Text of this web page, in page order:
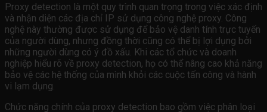
Proxy detection là một quy trình quan trọng trong việc xác định
và nhận diện các địa chỉ IP sử dụng công nghệ proxy. Công
nghệ này thường được sử dụng để bảo vệ danh tính trực tuyến
của người dùng, nhưng đồng thời cũng có thể bị lợi dụng bởi
những người dùng có ý đồ xấu. Khi các tổ chức và doanh
nghiệp hiểu rõ về proxy detection, họ có thể nâng cao khả năng
bảo vệ các hệ thống của mình khỏi các cuộc tấn công và hành
vi lạm dụng.
Chức năng chính của proxy detection bao gồm việc phân loại